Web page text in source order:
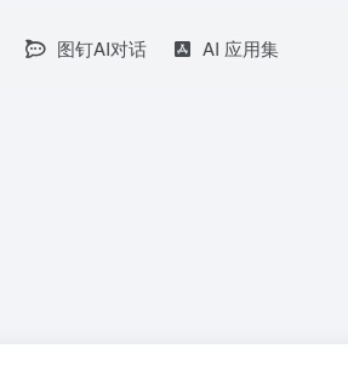
图钉AI对话 AI 应用集